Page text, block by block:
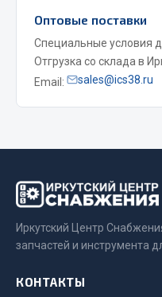
Запчасти МАЗ
Система питания
Подвеска
Двери
Двигатель
Электрооборудование
Весь раздел
Оптовые поставки
Специальные условия
Отгрузка со склада в
Email:
sales@ics38.ru
Иркутский Центр
запчастей и инструмента
КОНТАКТЫ